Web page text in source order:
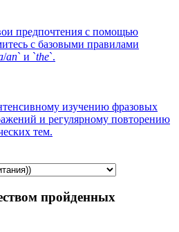
предпочтения с помощью
с базовыми правилами
/an` и `the`.
изучению фразовых
и регулярному повторению
тем.
пройденных